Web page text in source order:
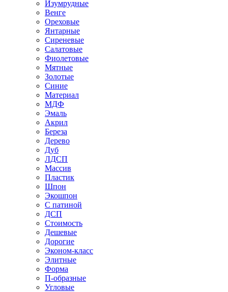
Изумрудные
Венге
Ореховые
Янтарные
Сиреневые
Салатовые
Фиолетовые
Мятные
Золотые
Синие
Материал
МДФ
Эмаль
Акрил
Береза
Дерево
Дуб
ЛДСП
Массив
Пластик
Шпон
Экошпон
С патиной
ДСП
Стоимость
Дешевые
Дорогие
Эконом-класс
Элитные
Форма
П-образные
Угловые